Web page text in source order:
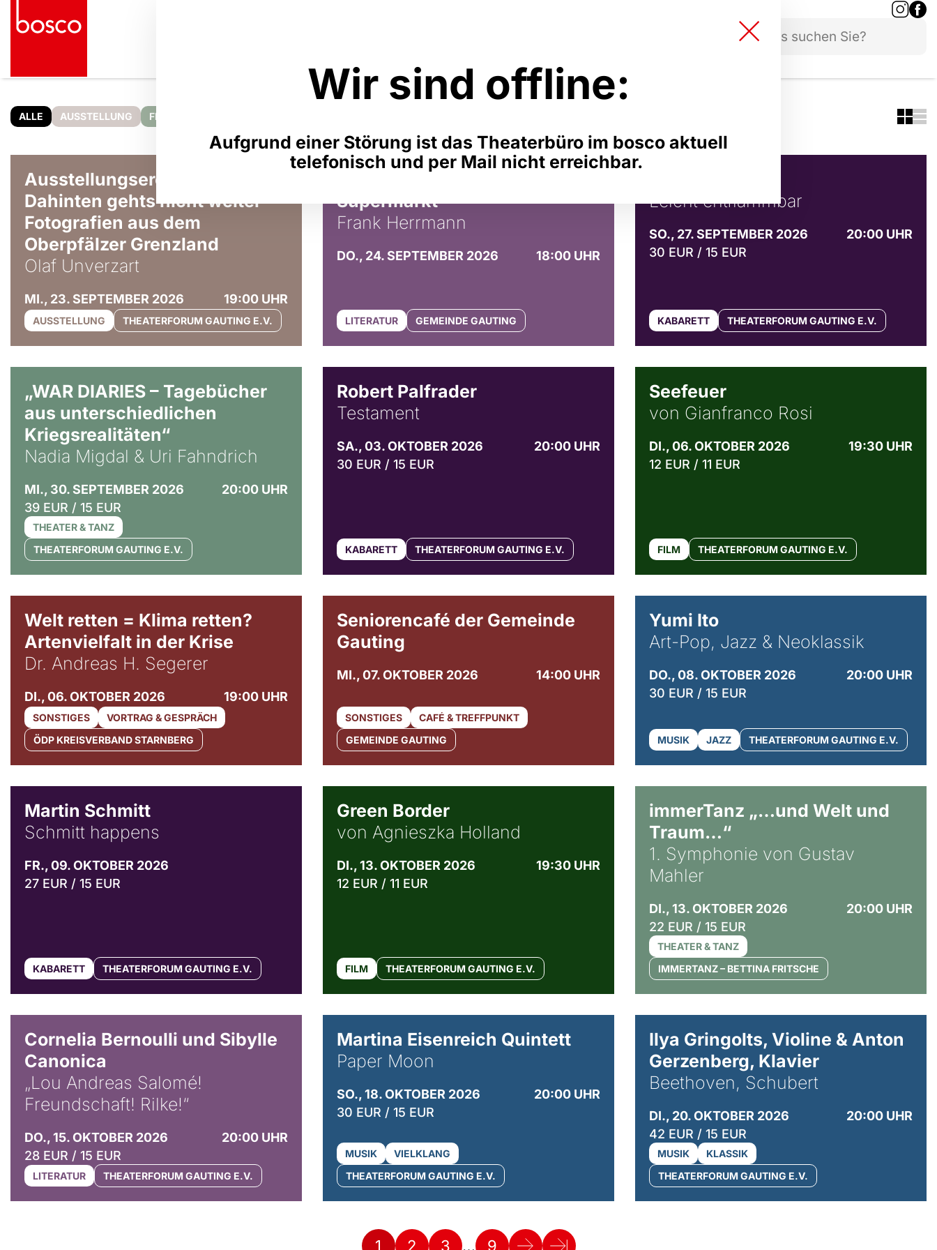
Wir sind offline:
Aufgrund einer Störung ist das Theaterbüro im bosco aktuell
telefonisch und per Mail nicht erreichbar.
Über uns
Bildergalerie
ALLE AUSSTELLUNG FILM
© Olaf Unverzart
Ausstellungseröffnung:
Dahinten gehts nicht weiter –
Fotografien aus dem
Oberpfälzer Grenzland
Olaf Unverzart
MI., 23. SEPTEMBER 2026 19:00 UHR
AUSSTELLUNG THEATERFORUM GAUTING E.V.
DIREKT! Einkaufen (fast) ohne
Supermarkt
Frank Herrmann
DO., 24. SEPTEMBER 2026 18:00 UHR
LITERATUR GEMEINDE GAUTING
Leicht entflammbar
SO., 27. SEPTEMBER 2026
20:00 UHR
30 EUR / 15 EUR
KABARETT THEATERFORUM GAUTING E.V.
„WAR DIARIES – Tagebücher
aus unterschiedlichen
Kriegsrealitäten“
Nadia Migdal & Uri Fahndrich
MI., 30. SEPTEMBER 2026
20:00 UHR
39 EUR / 15 EUR
THEATER & TANZ
THEATERFORUM GAUTING E.V.
Robert Palfrader
Testament
SA., 03. OKTOBER 2026
20:00 UHR
30 EUR / 15 EUR
KABARETT THEATERFORUM GAUTING E.V.
Seefeuer
von Gianfranco Rosi
DI., 06. OKTOBER 2026
19:30 UHR
12 EUR / 11 EUR
FILM THEATERFORUM GAUTING E.V.
Welt retten = Klima retten?
Artenvielfalt in der Krise
Dr. Andreas H. Segerer
DI., 06. OKTOBER 2026 19:00 UHR
SONSTIGES
VORTRAG & GESPRÄCH
ÖDP KREISVERBAND STARNBERG
Seniorencafé der Gemeinde
Gauting
MI., 07. OKTOBER 2026 14:00 UHR
SONSTIGES
CAFÉ & TREFFPUNKT
GEMEINDE GAUTING
Yumi Ito
Art-Pop, Jazz & Neoklassik
DO., 08. OKTOBER 2026
20:00 UHR
30 EUR / 15 EUR
MUSIK JAZZ THEATERFORUM GAUTING E.V.
Martin Schmitt
Schmitt happens
FR., 09. OKTOBER 2026
27 EUR / 15 EUR
KABARETT THEATERFORUM GAUTING E.V.
Green Border
von Agnieszka Holland
DI., 13. OKTOBER 2026
19:30 UHR
12 EUR / 11 EUR
FILM THEATERFORUM GAUTING E.V.
immerTanz „…und Welt und
Traum…“
1. Symphonie von Gustav
Mahler
DI., 13. OKTOBER 2026
20:00 UHR
22 EUR / 15 EUR
THEATER & TANZ
IMMERTANZ – BETTINA FRITSCHE
Cornelia Bernoulli und Sibylle
Canonica
„Lou Andreas Salomé!
Freundschaft! Rilke!“
DO., 15. OKTOBER 2026
20:00 UHR
28 EUR / 15 EUR
LITERATUR THEATERFORUM GAUTING E.V.
Martina Eisenreich Quintett
Paper Moon
SO., 18. OKTOBER 2026
20:00 UHR
30 EUR / 15 EUR
MUSIK
VIELKLANG
THEATERFORUM GAUTING E.V.
Ilya Gringolts, Violine & Anton
Gerzenberg, Klavier
Beethoven, Schubert
DI., 20. OKTOBER 2026
20:00 UHR
42 EUR / 15 EUR
MUSIK
KLASSIK
THEATERFORUM GAUTING E.V.
1 2 3 … 9